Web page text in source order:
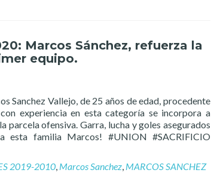
Marcos Sánchez, refuerza la
equipo.
Sanchez Vallejo, de 25 años de edad, procedente
experiencia en esta categoría se incorpora a
ofensiva. Garra, lucha y goles asegurados
esta familia Marcos! #UNION #SACRIFICIO
2019-2010, Marcos Sanchez, MARCOS SANCHEZ